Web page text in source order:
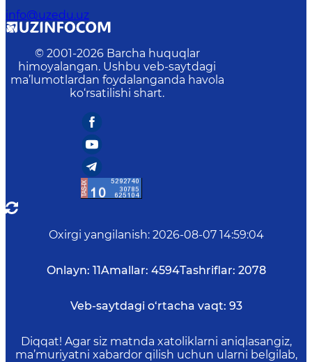
info@uzedu.uz
© 2001-2026 Barcha huquqlar
himoyalangan. Ushbu veb-saytdagi
ma’lumotlardan foydalanganda havola
ko‘rsatilishi shart.
Oxirgi yangilanish: 2026-08-07 14:59:04
Onlayn: 11Amallar: 4594Tashriflar: 2078
Veb-saytdagi o‘rtacha vaqt: 93
Diqqat! Agar siz matnda xatoliklarni aniqlasangiz,
ma’muriyatni xabardor qilish uchun ularni belgilab,